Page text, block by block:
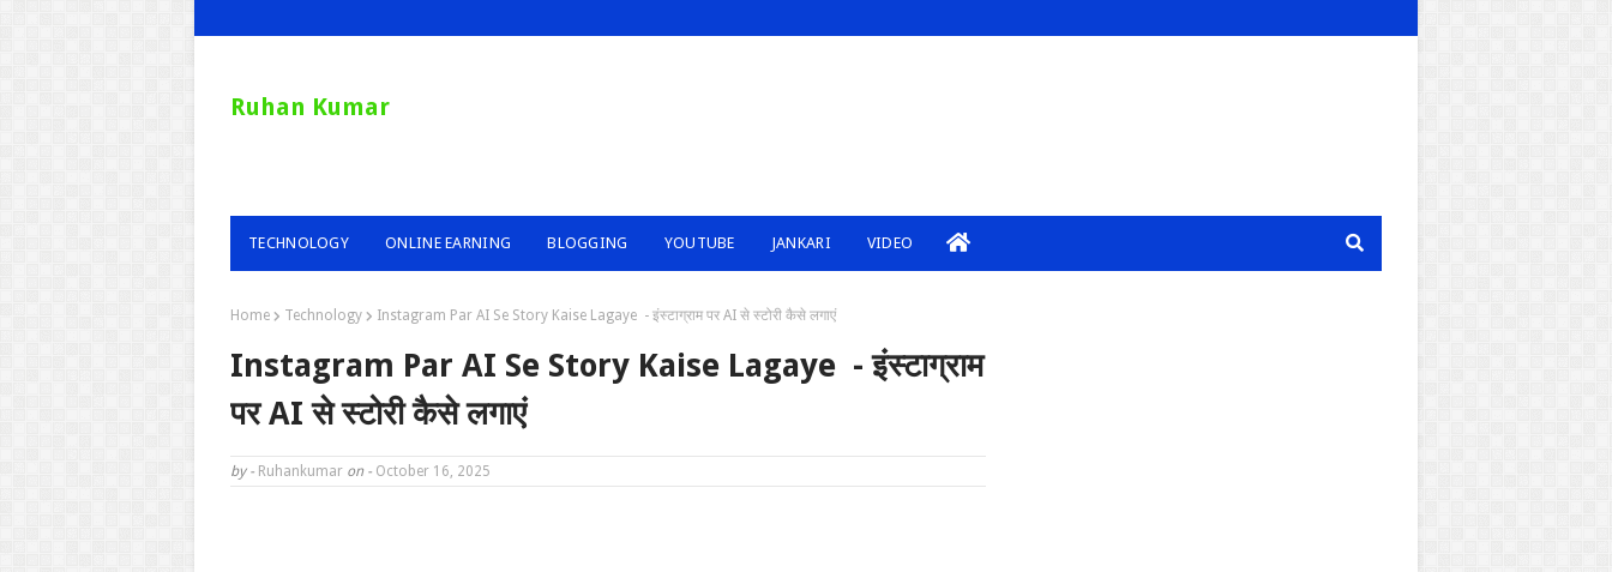
Ruhan Kumar
TECHNOLOGY ONLINE EARNING BLOGGING YOUTUBE JANKARI VIDEO
Home Technology Instagram Par AI Se Story Kaise Lagaye - इंस्टाग्राम पर AI से स्टोरी कैसे लगाएं
Instagram Par AI Se Story Kaise Lagaye - इंस्टाग्राम
पर AI से स्टोरी कैसे लगाएं
by - Ruhankumar on - October 16, 2025